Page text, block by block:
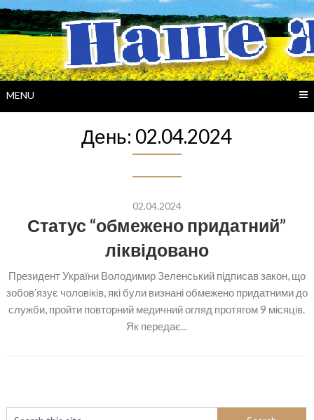
Skip
to
content
MENU
День: 02.04.2024
02.04.2024
Статус “обмежено придатний”
ліквідовано
Президент України Володимир Зеленський підписав закон, що
зобовʼязує чоловіків, які були визнані обмежено придатними до
служби, пройти повторний медичний огляд протягом 9 місяців.
Як передає...